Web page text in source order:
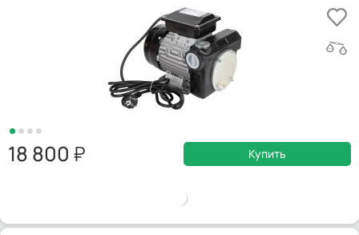
18 800 Купить